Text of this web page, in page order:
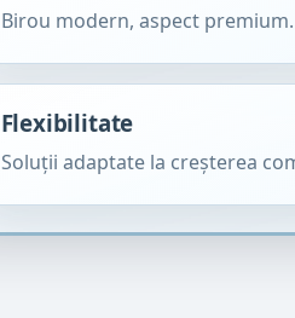
Birou modern, aspect premium.
Flexibilitate
Soluții adaptate la creșterea